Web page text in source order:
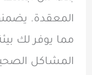
المعقدة.
مما يوفر لك
المشاكل